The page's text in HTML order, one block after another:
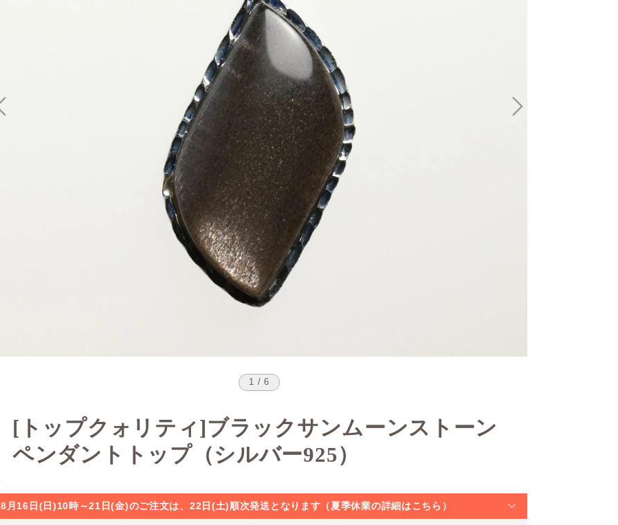
1 / 6
[トップクォリティ]ブラックサンムーンストーン
ペンダントトップ（シルバー925）
8月16日(日)10時～21日(金)のご注文は、22日(土)順次発送となります（夏季休業の詳細はこちら）